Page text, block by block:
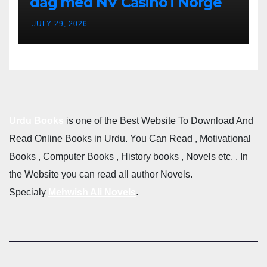
JULY 29, 2026
is one of the Best Website To Download And
Read Online Books in Urdu. You Can Read , Motivational
Books , Computer Books , History books , Novels etc. . In
the Website you can read all author Novels.
Specialy
.